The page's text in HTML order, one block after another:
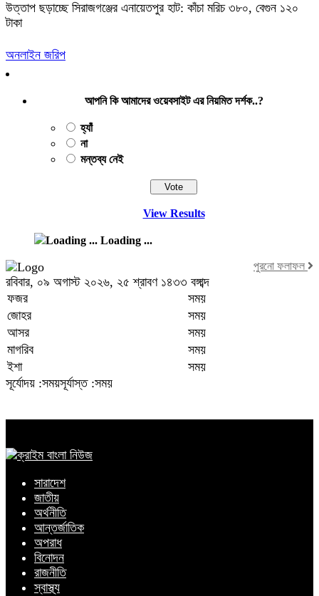
উত্তাপ ছড়াচ্ছে সিরাজগঞ্জের এনায়েতপুর হাট: কাঁচা মরিচ ৩৮০, বেগুন ১২০
টাকা
অনলাইন জরিপ
আপনি কি আমাদের ওয়েবসাইট এর নিয়মিত দর্শক..?
হ্যাঁ
না
মন্তব্য নেই
View Results
Loading ...
পুরনো ফলাফল
রবিবার, ০৯ অগাস্ট ২০২৬, ২৫ শ্রাবণ ১৪৩৩ বঙ্গাব্দ
ফজর
সময়
জোহর
সময়
আসর
সময়
মাগরিব
সময়
ইশা
সময়
সূর্যোদয় :সময়সূর্যাস্ত :সময়
সারাদেশ
জাতীয়
অর্থনীতি
আন্তর্জাতিক
অপরাধ
বিনোদন
রাজনীতি
স্বাস্থ্য